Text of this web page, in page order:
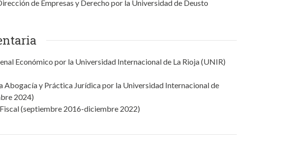
de Empresas y Derecho por la Universidad de Deusto
Económico por la Universidad Internacional de La Rioja (UNIR)
Abogacía y Práctica Jurídica por la Universidad Internacional de
2024)
(septiembre 2016-diciembre 2022)